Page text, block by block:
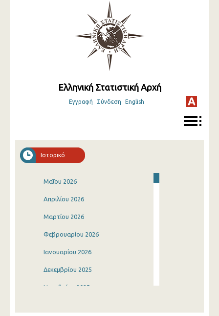
Ελληνική Στατιστική Αρχή
Εγγραφή Σύνδεση English
Ιστορικό
Μαΐου 2026
Απριλίου 2026
Μαρτίου 2026
Φεβρουαρίου 2026
Ιανουαρίου 2026
Δεκεμβρίου 2025
Νοεμβρίου 2025